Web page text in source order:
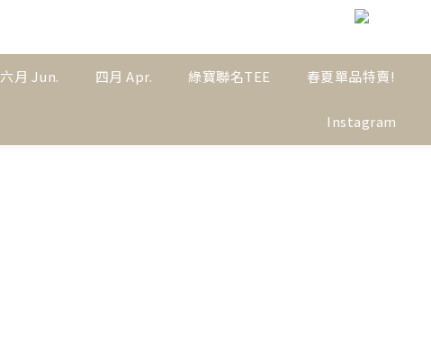
六月 Jun. 四月 Apr. 綠寶聯名TEE 春夏單品特賣!
Instagram